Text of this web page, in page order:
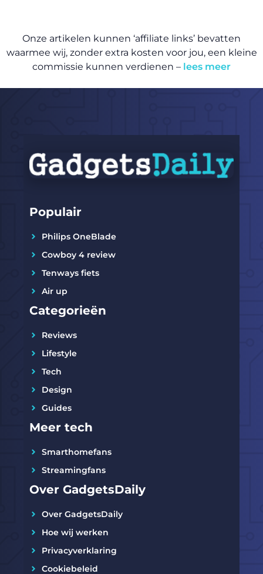
Onze artikelen kunnen ‘affiliate links’ bevatten
waarmee wij, zonder extra kosten voor jou, een kleine
commissie kunnen verdienen – lees meer
Populair
Philips OneBlade
Cowboy 4 review
Tenways fiets
Air up
Categorieën
Reviews
Lifestyle
Tech
Design
Guides
Meer tech
Smarthomefans
Streamingfans
Over GadgetsDaily
Over GadgetsDaily
Hoe wij werken
Privacyverklaring
Cookiebeleid